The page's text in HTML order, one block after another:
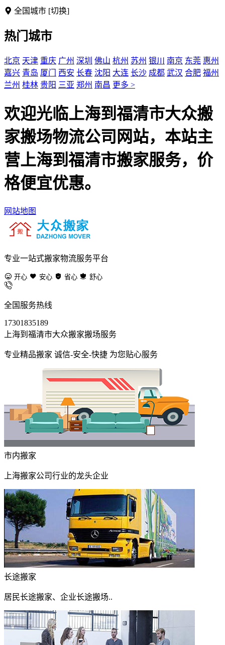
全国城市 [切换]
热门城市
北京 天津 重庆 广州 深圳 佛山 杭州 苏州 银川 南京 东莞 惠州
嘉兴 青岛 厦门 西安 长春 沈阳 大连 长沙 成都 武汉 合肥 福州
兰州 桂林 贵阳 三亚 郑州 南昌 更多 >
欢迎光临上海到福清市大众搬
家搬场物流公司网站，本站主
营上海到福清市搬家服务，价
格便宜优惠。
网站地图
专业一站式搬家物流服务平台
开心 安心 省心 舒心
全国服务热线
17301835189
上海到福清市大众搬家搬场服务
专业精品搬家 诚信-安全-快捷 为您贴心服务
市内搬家
上海搬家公司行业的龙头企业
长途搬家
居民长途搬家、企业长途搬场..